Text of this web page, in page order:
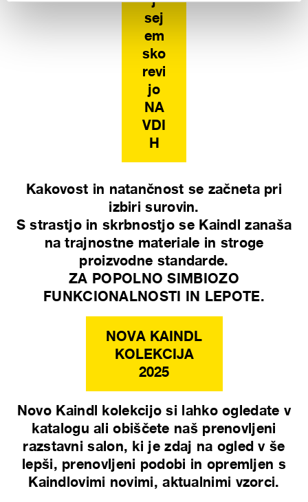
sej
em
sko
revi
jo
NA
VDI
H
Kakovost in natančnost se začneta pri
izbiri surovin.
S strastjo in skrbnostjo se Kaindl zanaša
na trajnostne materiale in stroge
proizvodne standarde.
ZA POPOLNO SIMBIOZO
FUNKCIONALNOSTI IN LEPOTE.
NOVA KAINDL
KOLEKCIJA
2025
Novo Kaindl kolekcijo si lahko ogledate v
katalogu ali obiščete naš prenovljeni
razstavni salon, ki je zdaj na ogled v še
lepši, prenovljeni podobi in opremljen s
Kaindlovimi novimi, aktualnimi vzorci.